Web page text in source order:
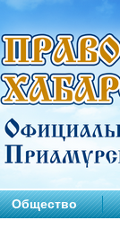
Общество